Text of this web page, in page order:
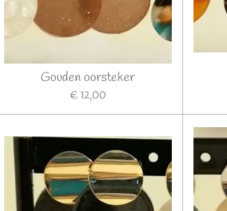
Gouden oorsteker
€ 12,00